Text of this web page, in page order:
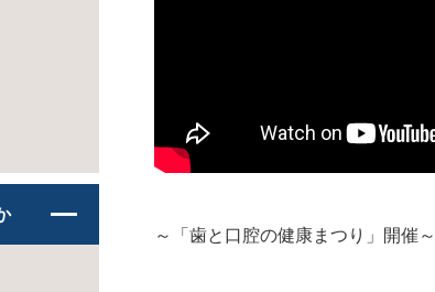
～「歯と口腔の健康まつり」開催～